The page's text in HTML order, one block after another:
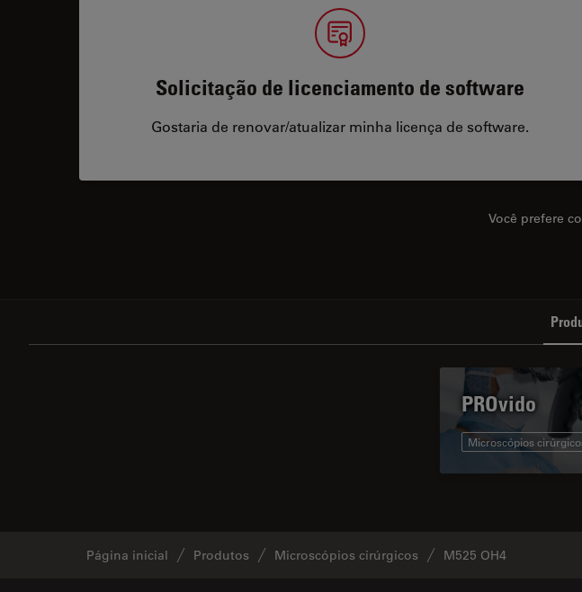
Solicitação de licenciamento de software
Gostaria de renovar/atualizar minha licença de software.
Você prefere
PROvido
Microscópios
Página inicial Produtos Microscópios cirúrgicos M525 OH4